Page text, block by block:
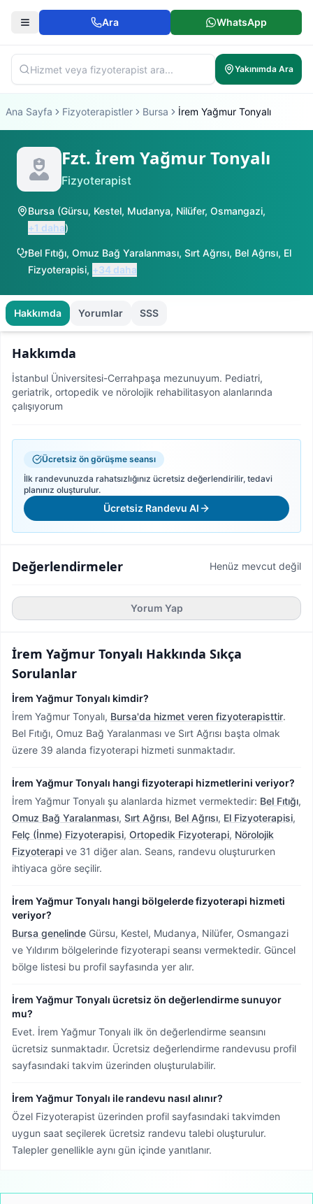
Ara WhatsApp
Yakınımda Ara
Ana Sayfa Fizyoterapistler Bursa İrem Yağmur Tonyalı
Fzt. İrem Yağmur Tonyalı
Fizyoterapist
Bursa (Gürsu, Kestel, Mudanya, Nilüfer, Osmangazi,
+1 daha)
Bel Fıtığı, Omuz Bağ Yaralanması, Sırt Ağrısı, Bel Ağrısı, El
Fizyoterapisi, +34 daha
Hakkımda Yorumlar SSS
Hakkımda
İstanbul Üniversitesi-Cerrahpaşa mezunuyum. Pediatri,
geriatrik, ortopedik ve nörolojik rehabilitasyon alanlarında
çalışıyorum
Ücretsiz ön görüşme seansı
İlk randevunuzda rahatsızlığınız ücretsiz değerlendirilir, tedavi
planınız oluşturulur.
Ücretsiz Randevu Al
Değerlendirmeler Henüz mevcut değil
Yorum Yap
İrem Yağmur Tonyalı Hakkında Sıkça
Sorulanlar
İrem Yağmur Tonyalı kimdir?
İrem Yağmur Tonyalı, Bursa'da hizmet veren fizyoterapisttir.
Bel Fıtığı, Omuz Bağ Yaralanması ve Sırt Ağrısı başta olmak
üzere 39 alanda fizyoterapi hizmeti sunmaktadır.
İrem Yağmur Tonyalı hangi fizyoterapi hizmetlerini veriyor?
İrem Yağmur Tonyalı şu alanlarda hizmet vermektedir: Bel Fıtığı,
Omuz Bağ Yaralanması, Sırt Ağrısı, Bel Ağrısı, El Fizyoterapisi,
Felç (İnme) Fizyoterapisi, Ortopedik Fizyoterapi, Nörolojik
Fizyoterapi ve 31 diğer alan. Seans, randevu oluştururken
ihtiyaca göre seçilir.
İrem Yağmur Tonyalı hangi bölgelerde fizyoterapi hizmeti
veriyor?
Bursa genelinde Gürsu, Kestel, Mudanya, Nilüfer, Osmangazi
ve Yıldırım bölgelerinde fizyoterapi seansı vermektedir. Güncel
bölge listesi bu profil sayfasında yer alır.
İrem Yağmur Tonyalı ücretsiz ön değerlendirme sunuyor
mu?
Evet. İrem Yağmur Tonyalı ilk ön değerlendirme seansını
ücretsiz sunmaktadır. Ücretsiz değerlendirme randevusu profil
sayfasındaki takvim üzerinden oluşturulabilir.
İrem Yağmur Tonyalı ile randevu nasıl alınır?
Özel Fizyoterapist üzerinden profil sayfasındaki takvimden
uygun saat seçilerek ücretsiz randevu talebi oluşturulur.
Talepler genellikle aynı gün içinde yanıtlanır.